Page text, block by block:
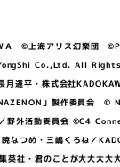
Ａ ©上海アリス幻
YongShi Co.,Ltd.
・株式会社
」製作委員会 ©
外活動委員会 ©C4
なつめ・三嶋くろね
英社・君のことが大